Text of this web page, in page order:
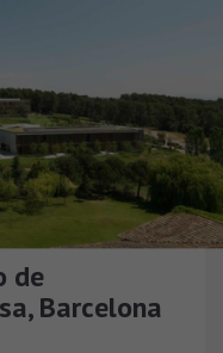
de
Barcelona